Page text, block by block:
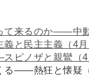
来るのか――中
と民主主義（4月
ピノザと親鸞（4
る――熱狂と懐疑